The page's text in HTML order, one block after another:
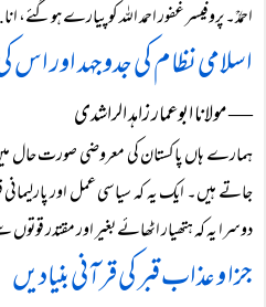
احمدؒ۔ پروفیسر غفور احمد اللہ کو پیارے ہوگئے،
اسلامی نظام کی جدوجہد اور
― مولانا ابوعمار زاہد الراشدی
ہمارے ہاں پاکستان کی معروضی صورت حال
جاتے ہیں۔ ایک یہ کہ سیاسی عمل اور
دوسرا یہ کہ ہتھیار اٹھائے بغیر اور مقتدر
جزا و عذاب قبر کی قرآنی بنیادیں